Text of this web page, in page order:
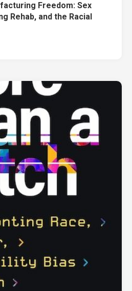
Freedom: Sex
Rehab, and the Racial